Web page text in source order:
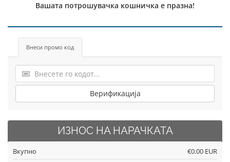
Вашата потрошувачка кошничка е празна!
Внеси промо код
Верификација
ИЗНОС НА НАРАЧКАТА
Вкупно €0.00 EUR